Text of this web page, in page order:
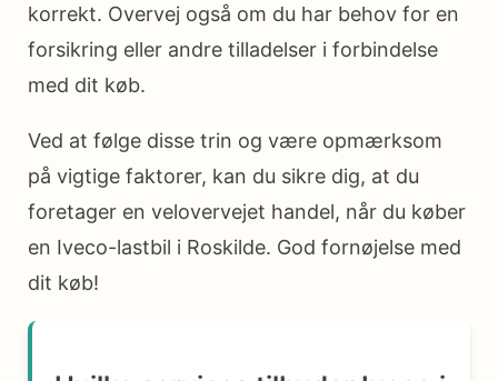
korrekt. Overvej også om du har behov for en
forsikring eller andre tilladelser i forbindelse
med dit køb.
Ved at følge disse trin og være opmærksom
på vigtige faktorer, kan du sikre dig, at du
foretager en velovervejet handel, når du køber
en Iveco-lastbil i Roskilde. God fornøjelse med
dit køb!